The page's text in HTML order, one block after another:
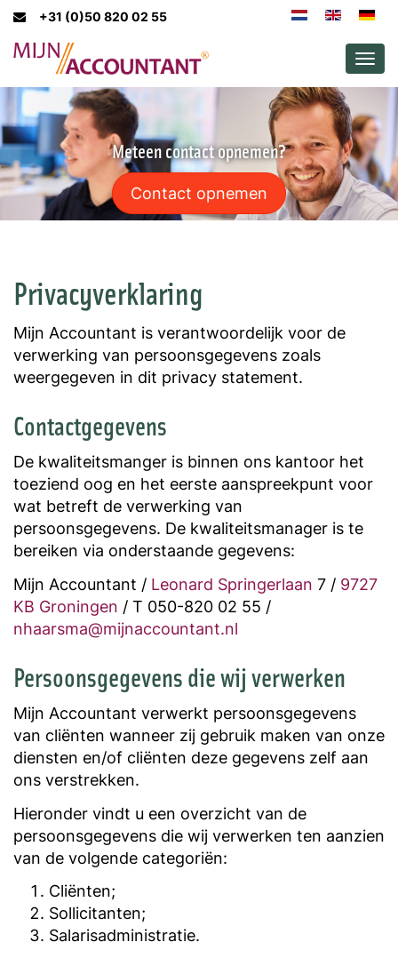
+31 (0)50 820 02 55
Meteen contact opnemen?
Contact opnemen
Privacyverklaring
Mijn Accountant is verantwoordelijk voor de
verwerking van persoonsgegevens zoals
weergegeven in dit privacy statement.
Contactgegevens
De kwaliteitsmanger is binnen ons kantoor het
toeziend oog en het eerste aanspreekpunt voor
wat betreft de verwerking van
persoonsgegevens. De kwaliteitsmanager is te
bereiken via onderstaande gegevens:
Mijn Accountant / Leonard Springerlaan 7 / 9727
KB Groningen / T 050-820 02 55 /
nhaarsma@mijnaccountant.nl
Persoonsgegevens die wij verwerken
Mijn Accountant verwerkt persoonsgegevens
van cliënten wanneer zij gebruik maken van onze
diensten en/of cliënten deze gegevens zelf aan
ons verstrekken.
Hieronder vindt u een overzicht van de
persoonsgegevens die wij verwerken ten aanzien
van de volgende categoriën:
Cliënten;
Sollicitanten;
Salarisadministratie.